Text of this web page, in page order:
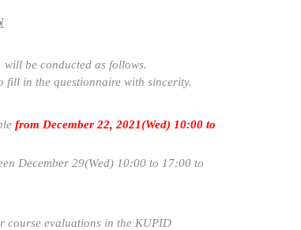
be conducted as follows.
fill in the questionnaire with sincerity.
from December 22, 2021(Wed) 10:00 to
December 29(Wed) 10:00 to 17:00 to
course evaluations in the KUPID